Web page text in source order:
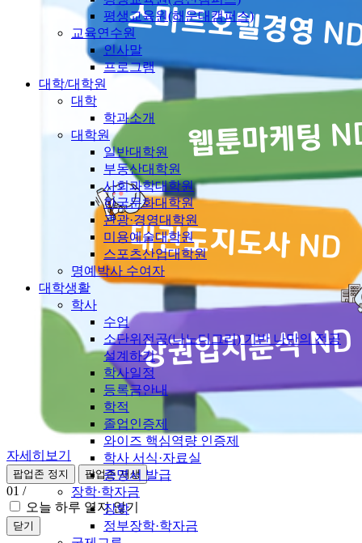
자세히보기
팝업존 정지 팝업존 재생
01 /
오늘 하루 열지 않기
닫기
평생교육원(해운대캠퍼스)
교육연수원
인사말
프로그램
대학/대학원
대학
학과소개
대학원
일반대학원
부동산대학원
사회과학대학원
한국문화대학원
관광·경영대학원
미용예술대학원
스포츠산업대학원
명예박사 수여자
대학생활
학사
수업
소단위전공(나노디그리) 기반 나만의 전공
설계하기
학사일정
등록금안내
학적
졸업인증제
와이즈 핵심역량 인증제
학사 서식·자료실
증명서 발급
장학·학자금
장학
정부장학·학자금